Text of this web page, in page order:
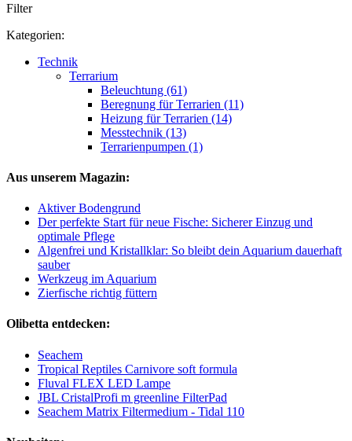
Filter
Kategorien:
Technik
Terrarium
Beleuchtung (61)
Beregnung für Terrarien (11)
Heizung für Terrarien (14)
Messtechnik (13)
Terrarienpumpen (1)
Aus unserem Magazin:
Aktiver Bodengrund
Der perfekte Start für neue Fische: Sicherer Einzug und
optimale Pflege
Algenfrei und Kristallklar: So bleibt dein Aquarium dauerhaft
sauber
Werkzeug im Aquarium
Zierfische richtig füttern
Olibetta entdecken:
Seachem
Tropical Reptiles Carnivore soft formula
Fluval FLEX LED Lampe
JBL CristalProfi m greenline FilterPad
Seachem Matrix Filtermedium - Tidal 110